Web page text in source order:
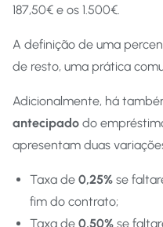
187,50€ e os 1.500€.
A definição de uma
de resto, uma prática
Adicionalmente, há
antecipado do
apresentam duas
Taxa de 0,25% se
fim do contrato;
Taxa de 0,50% se